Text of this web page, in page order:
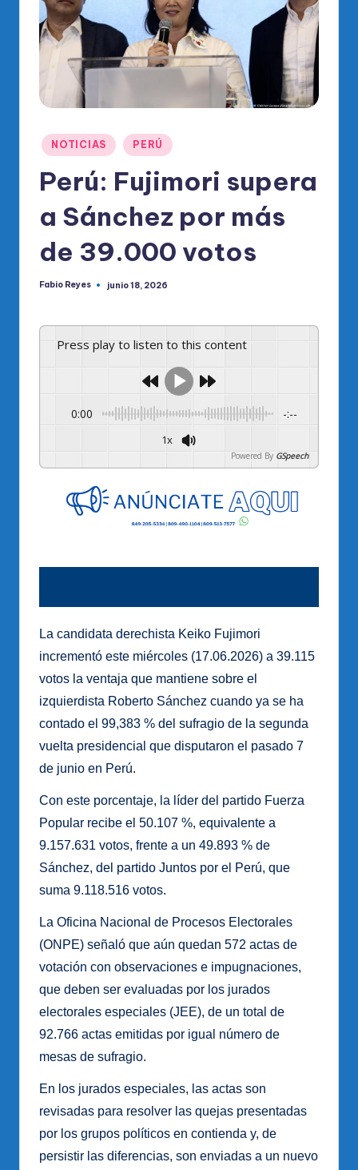
di
O
al
R
Publicado
en
NOTICIAS PERÚ
Perú: Fujimori supera
a Sánchez por más
de 39.000 votos
Publicado
Fabio Reyes junio 18, 2026
Press play to listen to this content
0:00 -:--
1x
Powered By GSpeech
La candidata derechista Keiko Fujimori
incrementó este miércoles (17.06.2026) a 39.115
votos la ventaja que mantiene sobre el
izquierdista Roberto Sánchez cuando ya se ha
contado el 99,383 % del sufragio de la segunda
vuelta presidencial que disputaron el pasado 7
de junio en Perú.
Con este porcentaje, la líder del partido Fuerza
Popular recibe el 50.107 %, equivalente a
9.157.631 votos, frente a un 49.893 % de
Sánchez, del partido Juntos por el Perú, que
suma 9.118.516 votos.
La Oficina Nacional de Procesos Electorales
(ONPE) señaló que aún quedan 572 actas de
votación con observaciones e impugnaciones,
que deben ser evaluadas por los jurados
electorales especiales (JEE), de un total de
92.766 actas emitidas por igual número de
mesas de sufragio.
En los jurados especiales, las actas son
revisadas para resolver las quejas presentadas
por los grupos políticos en contienda y, de
persistir las diferencias, son enviadas a un nuevo